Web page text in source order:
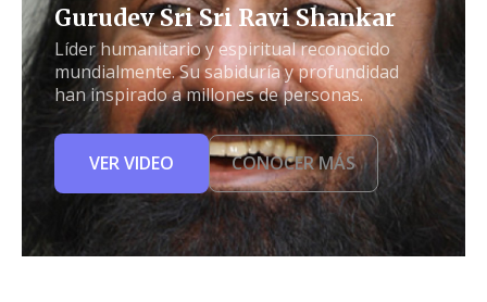
Gurudev Sri Sri Ravi Shankar
Líder humanitario y espiritual reconocido
mundialmente. Su sabiduría y profundidad
han inspirado a millones de personas.
VER VIDEO CONOCER MÁS